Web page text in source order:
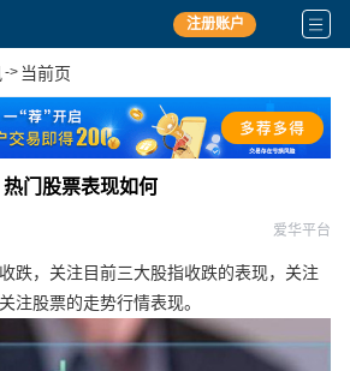
注册账户
-> 当前页
门股票表现如何
爱华平台
，关注目前三大股指收跌的表现，关注
注股票的走势行情表现。